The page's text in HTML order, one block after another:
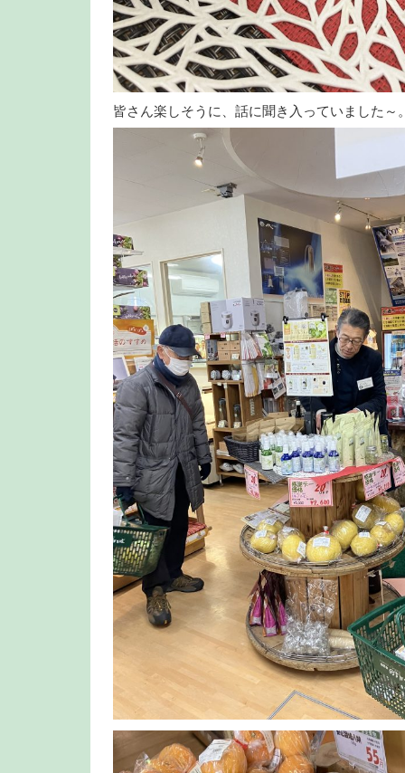
皆さん楽しそうに、話に聞き入っていました～